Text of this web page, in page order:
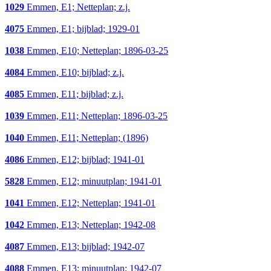
1029 Emmen, E1; Netteplan; z.j.
4075 Emmen, E1; bijblad; 1929-01
1038 Emmen, E10; Netteplan; 1896-03-25
4084 Emmen, E10; bijblad; z.j.
4085 Emmen, E11; bijblad; z.j.
1039 Emmen, E11; Netteplan; 1896-03-25
1040 Emmen, E11; Netteplan; (1896)
4086 Emmen, E12; bijblad; 1941-01
5828 Emmen, E12; minuutplan; 1941-01
1041 Emmen, E12; Netteplan; 1941-01
1042 Emmen, E13; Netteplan; 1942-08
4087 Emmen, E13; bijblad; 1942-07
4088 Emmen, E13; minuutplan; 1942-07